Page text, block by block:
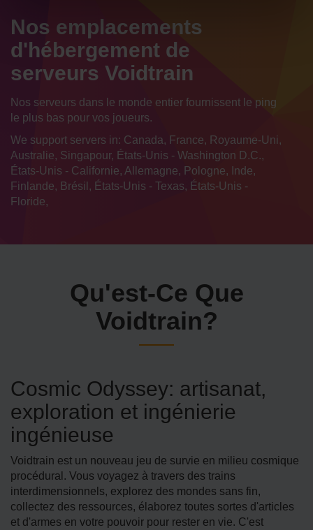
Nos emplacements
d'hébergement de
serveurs Voidtrain
Nos serveurs dans le monde entier fournissent le ping
le plus bas pour vos joueurs.
We support servers in: Canada, France, Royaume-Uni,
Australie, Singapour, États-Unis - Washington D.C.,
États-Unis - Californie, Allemagne, Pologne, Inde,
Finlande, Brésil, États-Unis - Texas, États-Unis -
Floride,
Qu'est-Ce Que
Voidtrain?
Cosmic Odyssey: artisanat,
exploration et ingénierie
ingénieuse
Voidtrain est un nouveau jeu de survie en milieu cosmique
procédural. Vous voyagez à travers des trains
interdimensionnels, explorez des mondes sans fin,
collectez des ressources, élaborez toutes sortes d'articles
et d'armes en votre pouvoir pour rester en vie. C'est